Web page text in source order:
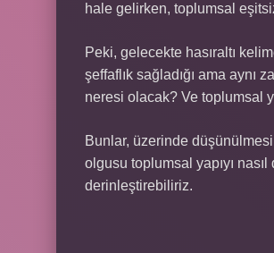
hale gelirken, toplumsal
Peki, gelecekte hasıraltı
şeffaflık sağladığı ama
neresi olacak? Ve toplumsal
Bunlar, üzerinde
olgusu toplumsal yapıyı
derinleştirebiliriz.